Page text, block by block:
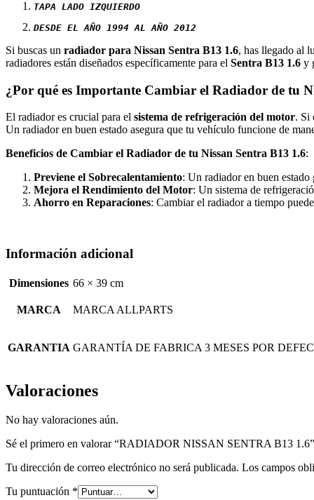
TAPA LADO IZQUIERDO
DESDE EL AÑO 1994 AL AÑO 2012
Si buscas un radiador para Nissan Sentra B13 1.6, has llegado al
radiadores están diseñados específicamente para el Sentra B13 1.6 y
¿Por qué es Importante Cambiar el Radiador de tu
El radiador es crucial para el sistema de refrigeración del motor. Si
Un radiador en buen estado asegura que tu vehículo funcione de
Beneficios de Cambiar el Radiador de tu Nissan Sentra B13 1.6:
Previene el Sobrecalentamiento: Un radiador en buen
Mejora el Rendimiento del Motor: Un sistema de
Ahorro en Reparaciones: Cambiar el radiador a tiempo
Información adicional
Dimensiones 66 × 39 cm
MARCA MARCA ALLPARTS
GARANTIA GARANTÍA DE FABRICA 3 MESES POR
Valoraciones
No hay valoraciones aún.
Sé el primero en valorar “RADIADOR NISSAN SENTRA B13 1.6”
Tu dirección de correo electrónico no será publicada. Los campos
Tu puntuación *